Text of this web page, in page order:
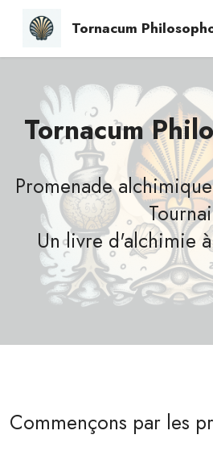
Tornacum
Tornacum
Promenade
Tournai
Un livre d'alchimie
Commençons par les